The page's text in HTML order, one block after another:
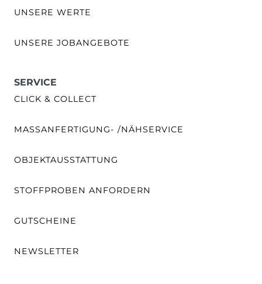
UNSERE WERTE
UNSERE JOBANGEBOTE
SERVICE
CLICK & COLLECT
MASSANFERTIGUNG- /NÄHSERVICE
OBJEKTAUSSTATTUNG
STOFFPROBEN ANFORDERN
GUTSCHEINE
NEWSLETTER